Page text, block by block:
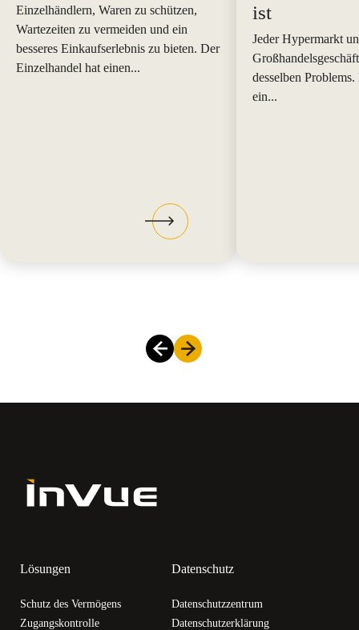
Einzelhändlern, Waren zu schützen,
Wartezeiten zu vermeiden und ein
besseres Einkaufserlebnis zu bieten. Der
Einzelhandel hat einen...
ist
Jeder Hypermarkt
desselben
ein...
Lösungen
Schutz des Vermögens
Zugangskontrolle
Datenschutz
Datenschutzzentrum
Datenschutzerklärung